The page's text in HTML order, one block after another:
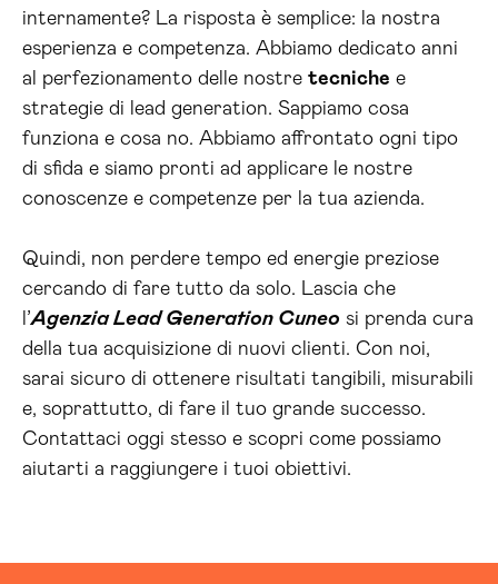
internamente? La risposta è semplice: la nostra
esperienza e competenza. Abbiamo dedicato anni
al perfezionamento delle nostre tecniche e
strategie di lead generation. Sappiamo cosa
funziona e cosa no. Abbiamo affrontato ogni tipo
di sfida e siamo pronti ad applicare le nostre
conoscenze e competenze per la tua azienda.
Quindi, non perdere tempo ed energie preziose
cercando di fare tutto da solo. Lascia che
l’Agenzia Lead Generation Cuneo si prenda cura
della tua acquisizione di nuovi clienti. Con noi,
sarai sicuro di ottenere risultati tangibili, misurabili
e, soprattutto, di fare il tuo grande successo.
Contattaci oggi stesso e scopri come possiamo
aiutarti a raggiungere i tuoi obiettivi.